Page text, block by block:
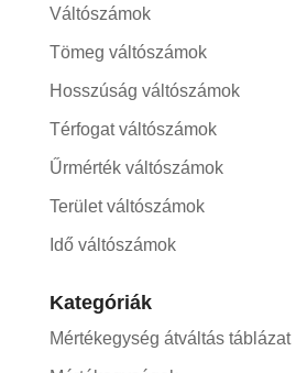
Váltószámok
Tömeg váltószámok
Hosszúság váltószámok
Térfogat váltószámok
Űrmérték váltószámok
Terület váltószámok
Idő váltószámok
Kategóriák
Mértékegység átváltás táblázat